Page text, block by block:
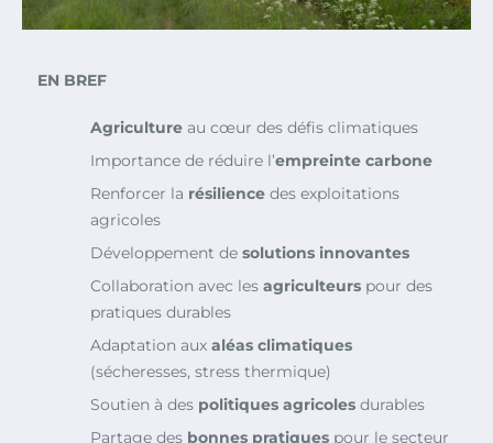
EN BREF
Agriculture au cœur des défis climatiques
Importance de réduire l’empreinte carbone
Renforcer la résilience des exploitations
agricoles
Développement de solutions innovantes
Collaboration avec les agriculteurs pour des
pratiques durables
Adaptation aux aléas climatiques
(sécheresses, stress thermique)
Soutien à des politiques agricoles durables
Partage des bonnes pratiques pour le secteur